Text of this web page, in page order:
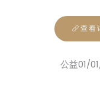
查看
公益01/